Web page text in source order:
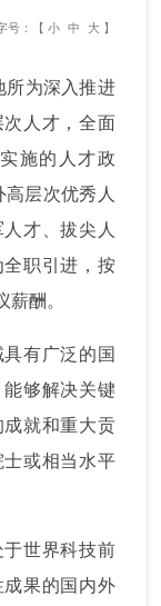
号：【 小 中 大】
所为深入推进
次人才，全面
施的人才政
层次优秀人
才、拔尖人
职引进，按
酬。
有广泛的国
够解决关键
就和重大贡
或相当水平
世界科技前
果的国内外